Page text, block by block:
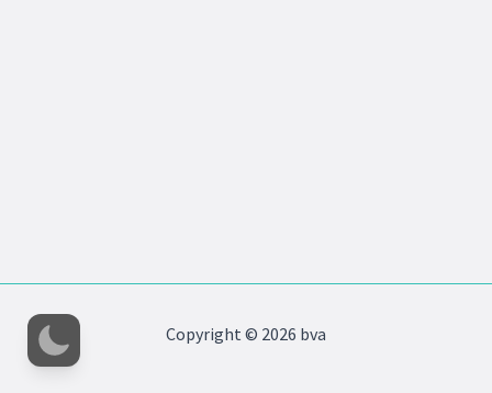
Copyright © 2026 bva